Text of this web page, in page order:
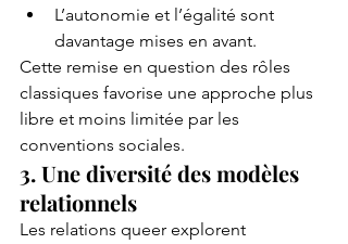
L’autonomie et l’égalité sont
davantage mises en avant.
Cette remise en question des rôles
classiques favorise une approche plus
libre et moins limitée par les
conventions sociales.
3. Une diversité des modèles
relationnels
Les relations queer explorent